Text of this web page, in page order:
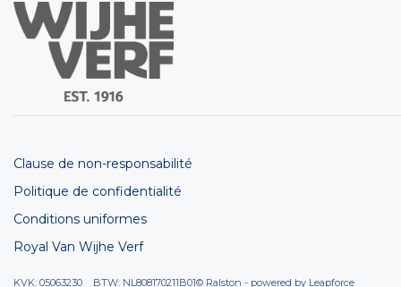
Clause de non-responsabilité
Politique de confidentialité
Conditions uniformes
Royal Van Wijhe Verf
KVK: 05063230 BTW: NL808170211B01© Ralston - powered by Leapforce